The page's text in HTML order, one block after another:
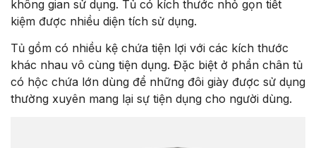
không gian sử dụng. Tủ có kích thước nhỏ gọn tiết
kiệm được nhiều diện tích sử dụng.
Tủ gồm có nhiều kệ chứa tiện lợi với các kích thước
khác nhau vô cùng tiện dụng. Đặc biệt ở phần chân tủ
có hộc chứa lớn dùng để những đôi giày được sử dụng
thường xuyên mang lại sự tiện dụng cho người dùng.